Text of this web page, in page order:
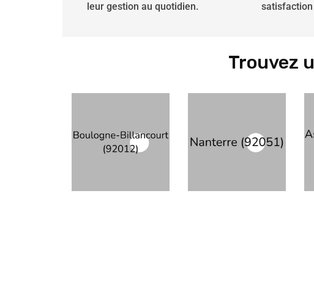
leur gestion au quotidien.
Trouvez